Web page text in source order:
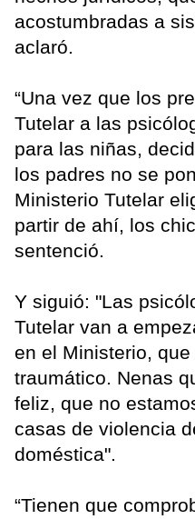
acostumbradas a
aclaró.
“Una vez que los
Tutelar a las
para las niñas,
los padres no se
Ministerio Tutelar
partir de ahí, los
sentenció.
Y siguió: "Las
Tutelar van a
en el Ministerio,
traumático. Nenas
feliz, que no
casas de violencia
doméstica".
“Tienen que